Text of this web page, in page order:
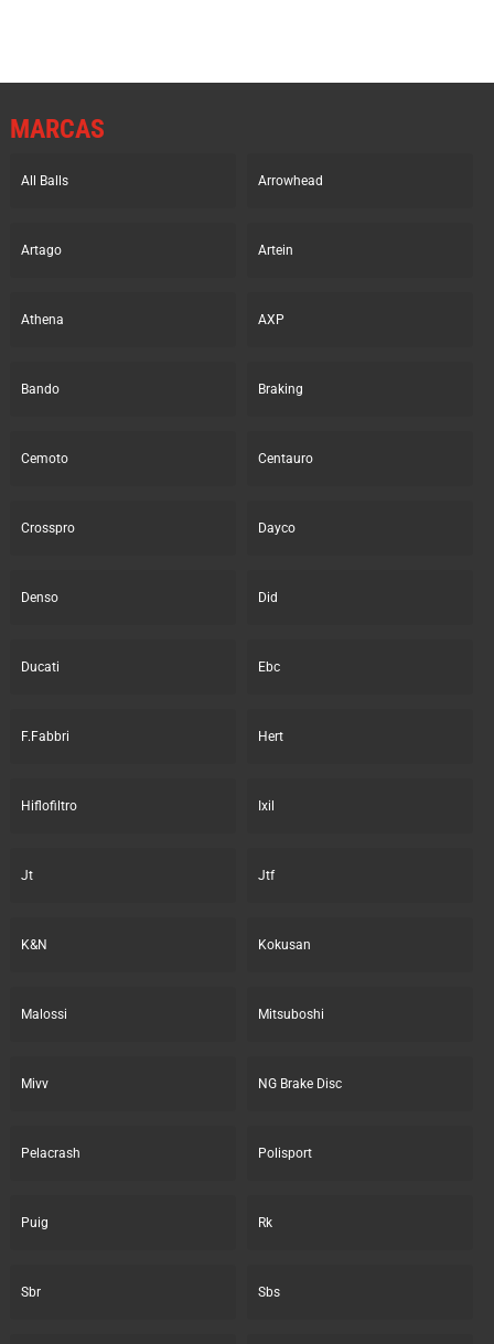
MARCAS
All Balls Arrowhead
Artago Artein
Athena AXP
Bando Braking
Cemoto Centauro
Crosspro Dayco
Denso Did
Ducati Ebc
F.Fabbri Hert
Hiflofiltro Ixil
Jt Jtf
K&N Kokusan
Malossi Mitsuboshi
Mivv NG Brake Disc
Pelacrash Polisport
Puig Rk
Sbr Sbs